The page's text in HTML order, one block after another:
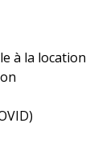
à la location